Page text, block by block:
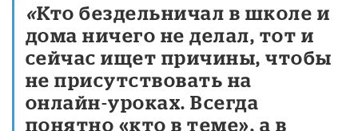
«Кто бездельничал в школе и
дома ничего не делал, тот и
сейчас ищет причины, чтобы
не присутствовать на
онлайн-уроках. Всегда
понятно «кто в теме», а в